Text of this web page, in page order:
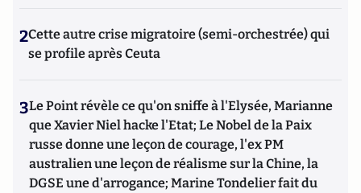
2Cette autre crise migratoire (semi-orchestrée) qui
se profile après Ceuta
3Le Point révèle ce qu'on sniffe à l'Elysée, Marianne
que Xavier Niel hacke l'Etat; Le Nobel de la Paix
russe donne une leçon de courage, l'ex PM
australien une leçon de réalisme sur la Chine, la
DGSE une d'arrogance; Marine Tondelier fait du